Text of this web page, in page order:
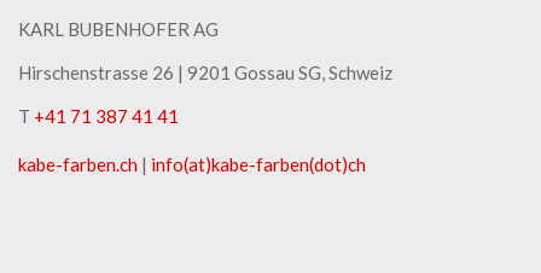
KARL BUBENHOFER AG
Hirschenstrasse 26 | ​9201 Gossau SG, Schweiz
T +41 71 387 41 41
kabe-​farben.ch | info(at)kabe-​farben(dot)ch